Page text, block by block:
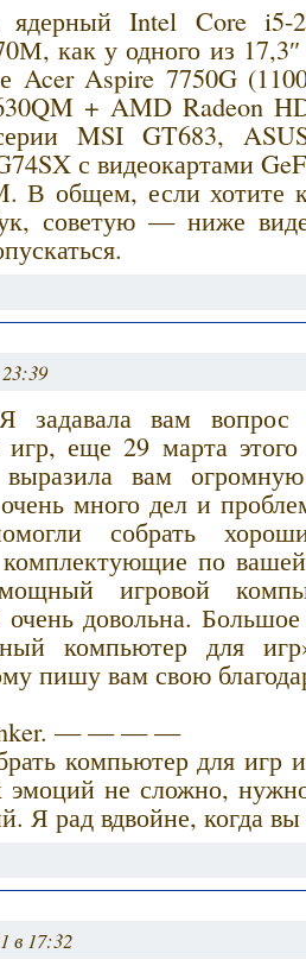
Intel Core i5-
как у одного из
Acer Aspire 7750G
+ AMD Radeon
MSI GT683,
с видеокартами
В общем, если хотите
советую — ниже
Я задавала вам
еще 29 марта этого
вам огромную
много дел и
собрать
по
игровой
довольна.
компьютер для
пишу вам свою
— — — —
компьютер для игр
эмоций не сложно,
Я рад вдвойне, когда
в 17:32